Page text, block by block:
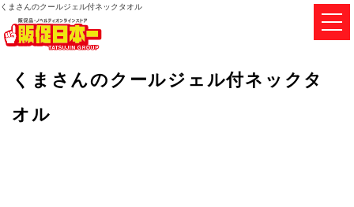
くまさんのクールジェル付ネックタオル
くまさんのクールジェル付ネックタ
オル